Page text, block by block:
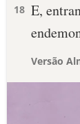
18 E,
Versão